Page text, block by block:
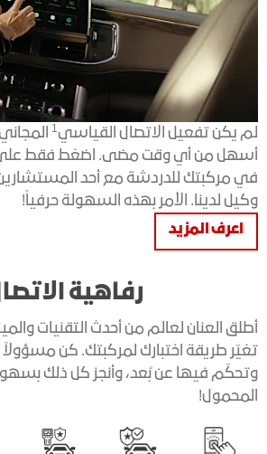
لم يكن تفعيل الاتصال القياسي1
أسهل من أي وقت مضى. اضغط فقط على زر
في مركبتك للدردشة مع أحد
وكيل لدينا. الأمر بهذه السهولة حرفياً!
اعرف المزيد
رفاهية
أطلق العنان لعالم من أحدث التقنيات
تغيّر طريقة اختبارك لمركبتك. كن
وتحكّم فيها عن بُعد، وأنجز كل ذلك
المحمول!